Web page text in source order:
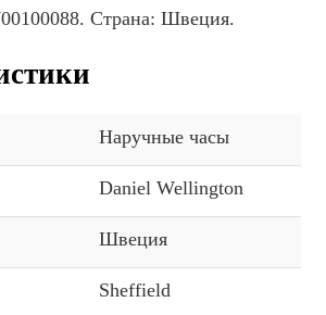
Страна: Швеция.
Наручные часы
Daniel Wellington
Швеция
Sheffield